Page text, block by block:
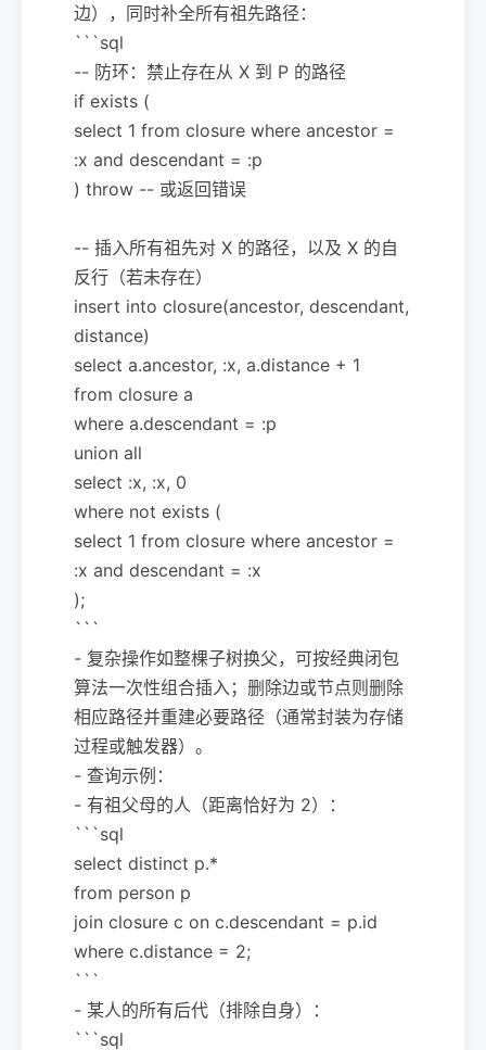
边），同时补全所有祖先路径：
```sql
-- 防环：禁止存在从 X 到 P 的路径
if exists (
select 1 from closure where ancestor =
:x and descendant = :p
) throw -- 或返回错误
-- 插入所有祖先对 X 的路径，以及 X 的自
反行（若未存在）
insert into closure(ancestor, descendant,
distance)
select a.ancestor, :x, a.distance + 1
from closure a
where a.descendant = :p
union all
select :x, :x, 0
where not exists (
select 1 from closure where ancestor =
:x and descendant = :x
);
```
- 复杂操作如整棵子树换父，可按经典闭包
算法一次性组合插入；删除边或节点则删除
相应路径并重建必要路径（通常封装为存储
过程或触发器）。
- 查询示例：
- 有祖父母的人（距离恰好为 2）：
```sql
select distinct p.*
from person p
join closure c on c.descendant = p.id
where c.distance = 2;
```
- 某人的所有后代（排除自身）：
```sql